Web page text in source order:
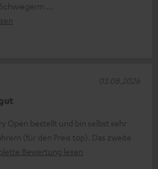
Open bestellt und bin selbst sehr
(für den Preis top). Das zweite
Bewertung lesen
03.08.2026